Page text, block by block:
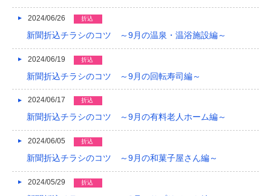
2024/06/26 折込
新聞折込チラシのコツ ～9月の温泉・温浴施設編～
2024/06/19 折込
新聞折込チラシのコツ ～9月の回転寿司編～
2024/06/17 折込
新聞折込チラシのコツ ～9月の有料老人ホーム編～
2024/06/05 折込
新聞折込チラシのコツ ～9月の和菓子屋さん編～
2024/05/29 折込